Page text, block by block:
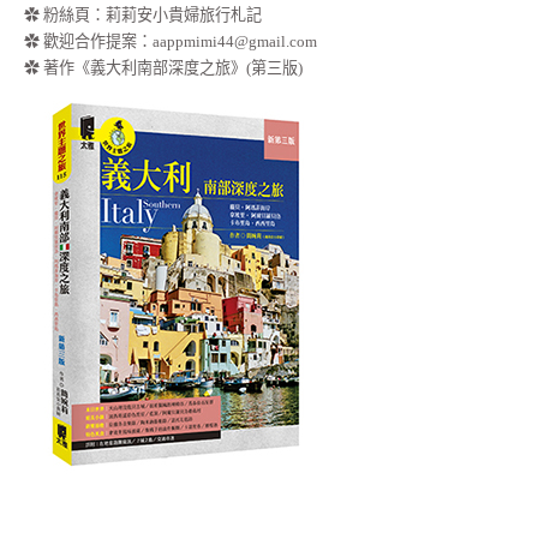
✿ 粉絲頁：莉莉安小貴婦旅行札記
✿ 歡迎合作提案： aappmimi44@gmail.com
✿ 著作《義大利南部深度之旅》(第三版)